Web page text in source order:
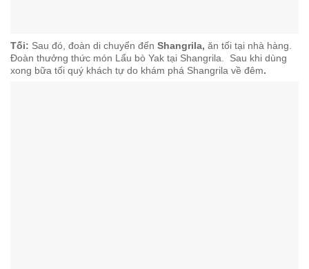
Tối: Sau đó, đoàn di chuyển đến Shangrila, ăn tối tại nhà hàng.
Đoàn thưởng thức món Lẩu bò Yak tại Shangrila. Sau khi dùng
xong bữa tối quý khách tự do khám phá Shangrila về đêm.